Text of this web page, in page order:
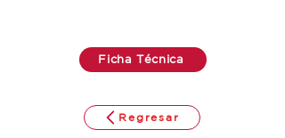
Ficha Técnica
Regresar